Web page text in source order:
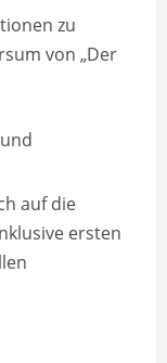
zu
von „Der
auf die
ersten